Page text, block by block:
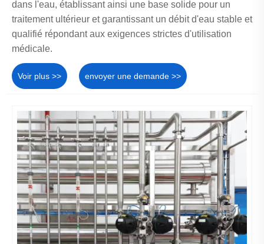
dans l'eau, établissant ainsi une base solide pour un
traitement ultérieur et garantissant un débit d'eau stable et
qualifié répondant aux exigences strictes d'utilisation
médicale.
Voir plus >> envoyer une demande >>